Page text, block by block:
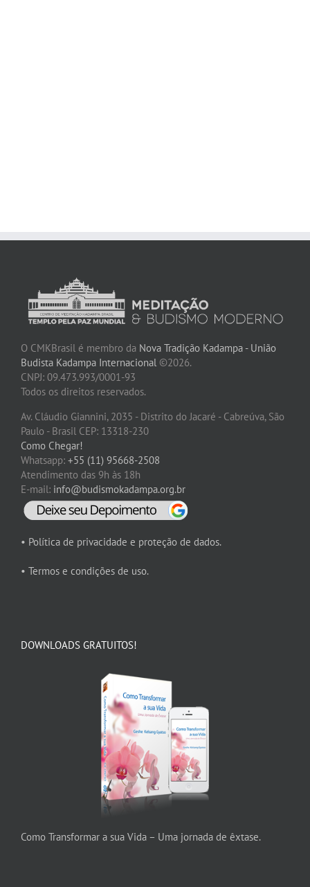
O CMKBrasil é membro da Nova Tradição Kadampa - União
Budista Kadampa Internacional ©2026.
CNPJ: 09.473.993/0001-93
Todos os direitos reservados.
Av. Cláudio Giannini, 2035 - Distrito do Jacaré - Cabreúva, São
Paulo - Brasil CEP: 13318-230
Como Chegar!
Whatsapp: +55 (11) 95668-2508
Atendimento das 9h às 18h
E-mail: info@budismokadampa.org.br
• Política de privacidade e proteção de dados.
• Termos e condições de uso.
DOWNLOADS GRATUITOS!
Como Transformar a sua Vida – Uma jornada de êxtase.